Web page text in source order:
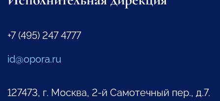
+7 (495) 247 4777
id@opora.ru
127473, г. Москва, 2-й Самотечный пер., д.7.